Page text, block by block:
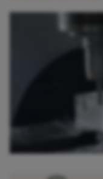
3 spånkanaler
Robuste og
arbejde i
Plangeometri
Kan
oprindelige